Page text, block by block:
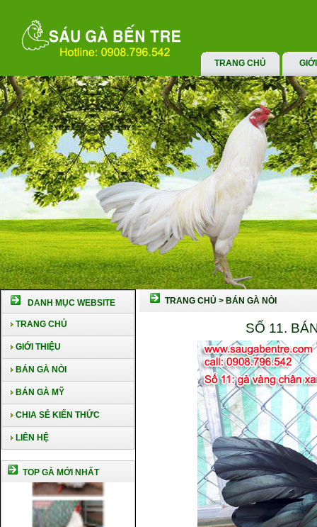
TRANG CHỦ
DANH MỤC WEBSITE
TRANG CHỦ
GIỚI THIỆU
BÁN GÀ NÒI
BÁN GÀ MỸ
CHIA SẺ KIẾN THỨC
LIÊN HỆ
TOP GÀ MỚI NHẤT
TRANG CHỦ > BÁN GÀ NÒI
SỐ 11.